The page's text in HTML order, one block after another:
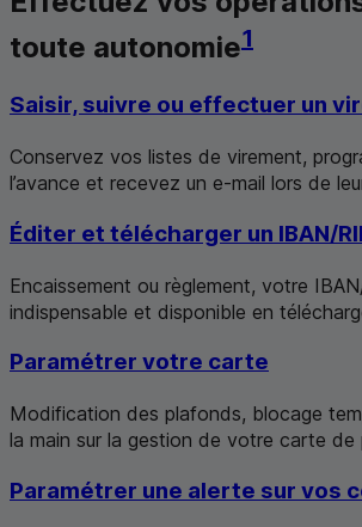
toute autonomie1
Saisir, suivre ou effectuer un
Conservez vos listes de virement,
l’avance et recevez un e-mail lors de
Éditer et télécharger un IBAN/
Encaissement ou règlement, votre
indispensable et disponible en
Paramétrer votre carte
Modification des plafonds, blocage
la main sur la gestion de votre carte de
Paramétrer une alerte sur vos